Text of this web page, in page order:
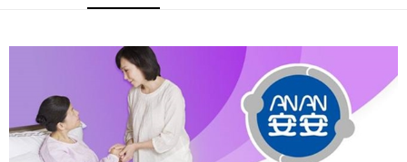
國泰世華商業銀行
匯豐（台灣）商業銀行
華泰商業銀行
遠東國際商業銀行
永豐商業銀行
玉山商業銀行
星展（台灣）商業銀行
台新國際商業銀行
中國信託商業銀行
台灣樂天信用卡公司
臺灣中小企業銀行
台中商業銀行
匯豐（台灣）商業銀行
華泰商業銀行
聯邦商業銀行
遠東國際商業銀行
元大商業銀行
永豐商業銀行
玉山商業銀行
星展（台灣）商業銀行
台新國際商業銀行
中國信託商業銀行
Google Pay
全盈+PAY